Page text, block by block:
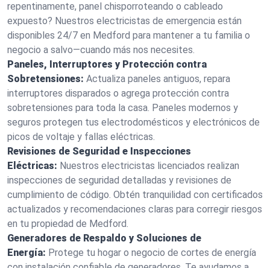
repentinamente, panel chisporroteando o cableado
expuesto? Nuestros electricistas de emergencia están
disponibles 24/7 en Medford para mantener a tu familia o
negocio a salvo—cuando más nos necesites.
Paneles, Interruptores y Protección contra
Sobretensiones: Actualiza paneles antiguos, repara
interruptores disparados o agrega protección contra
sobretensiones para toda la casa. Paneles modernos y
seguros protegen tus electrodomésticos y electrónicos de
picos de voltaje y fallas eléctricas.
Revisiones de Seguridad e Inspecciones
Eléctricas: Nuestros electricistas licenciados realizan
inspecciones de seguridad detalladas y revisiones de
cumplimiento de código. Obtén tranquilidad con certificados
actualizados y recomendaciones claras para corregir riesgos
en tu propiedad de Medford.
Generadores de Respaldo y Soluciones de
Energía: Protege tu hogar o negocio de cortes de energía